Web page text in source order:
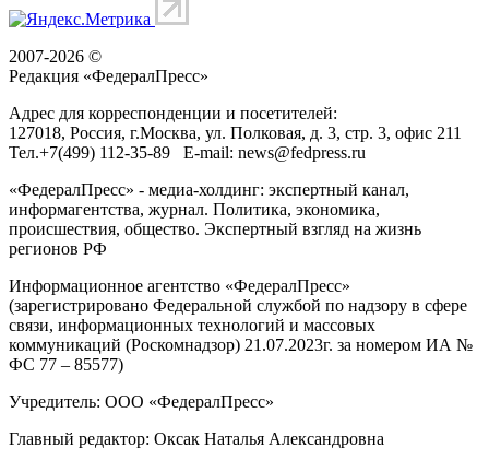
2007-2026 ©
Редакция «ФедералПресс»
Адрес для корреспонденции и посетителей:
127018, Россия, г.Москва, ул. Полковая, д. 3, стр. 3, офис 211
Тел.+7(499) 112-35-89 E-mail: news@fedpress.ru
«ФедералПресс» - медиа-холдинг: экспертный канал,
информагентства, журнал. Политика, экономика,
происшествия, общество. Экспертный взгляд на жизнь
регионов РФ
Информационное агентство «ФедералПресс»
(зарегистрировано Федеральной службой по надзору в сфере
связи, информационных технологий и массовых
коммуникаций (Роскомнадзор) 21.07.2023г. за номером ИА №
ФС 77 – 85577)
Учредитель: ООО «ФедералПресс»
Главный редактор: Оксак Наталья Александровна